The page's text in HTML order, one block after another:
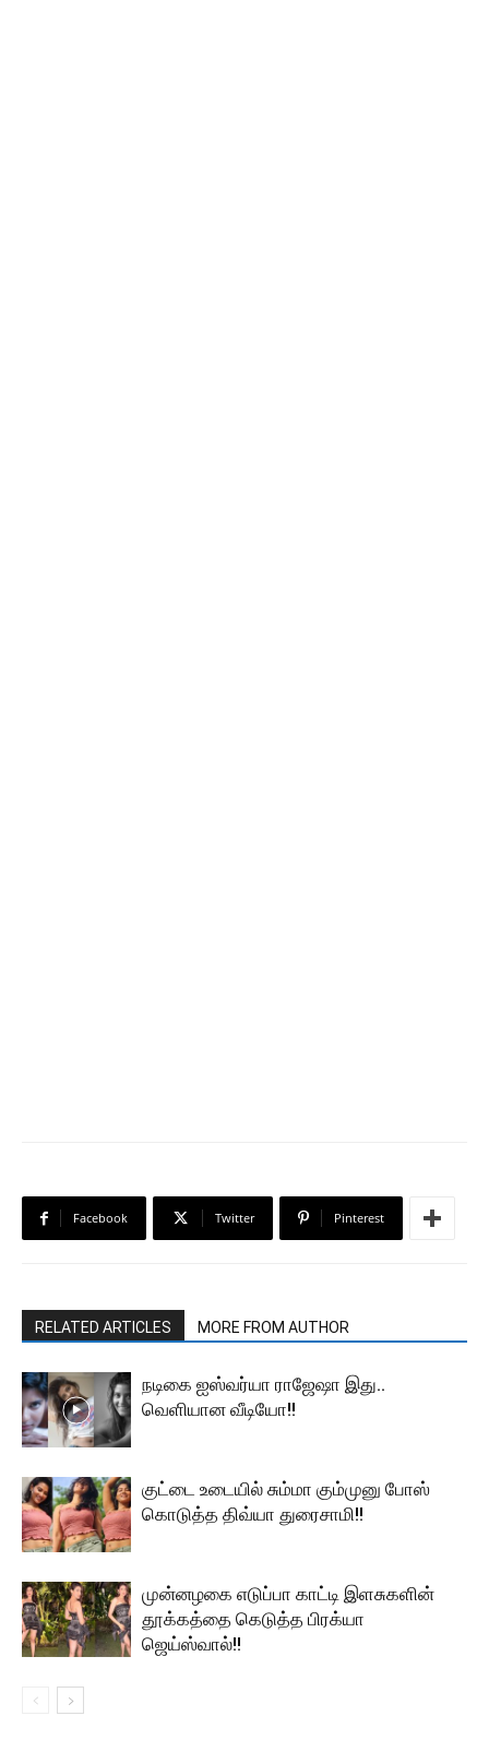
Facebook Twitter Pinterest
RELATED ARTICLES MORE FROM AUTHOR
நடிகை ஐஸ்வர்யா ராஜேஷா இது..
வெளியான வீடியோ!!
குட்டை உடையில் சும்மா கும்முனு போஸ்
கொடுத்த திவ்யா துரைசாமி!!
முன்னழகை எடுப்பா காட்டி இளசுகளின்
தூக்கத்தை கெடுத்த பிரக்யா
ஜெய்ஸ்வால்!!